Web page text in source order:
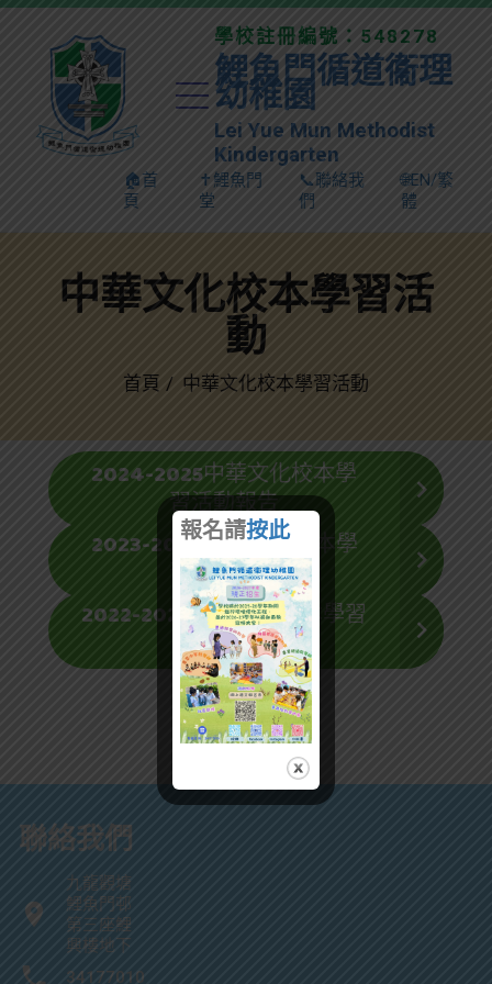
學校註冊編號：548278
鯉魚門循道衞理
幼稚園
Lei Yue Mun Methodist
Kindergarten
🏠首
頁
✝️鯉魚門
堂
📞聯絡我
們
🌐EN/繁
體
中華文化校本學習活
動
首頁 中華文化校本學習活動
2024-2025中華文化校本學
習活動報告
2023-2024中華文化校本學
習活動報告
2022-2023中華文化校本學習
活動報告
聯絡我們
九龍觀塘
鯉魚門邨
第三座鯉
興樓地下
34177010
報名請按此